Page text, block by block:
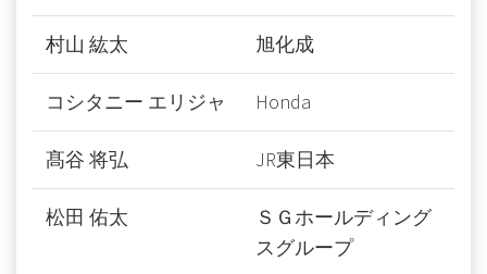
村山 紘太 旭化成
コシタニー エリジャ Honda
髙谷 将弘 JR東日本
松田 佑太
ＳＧホールディング
スグループ